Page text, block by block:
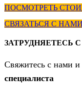
ПОСМОТРЕТЬ
СВЯЗАТЬСЯ С НАМИ
ЗАТРУДНЯЕТЕСЬ
Свяжитесь с нами и
специалиста